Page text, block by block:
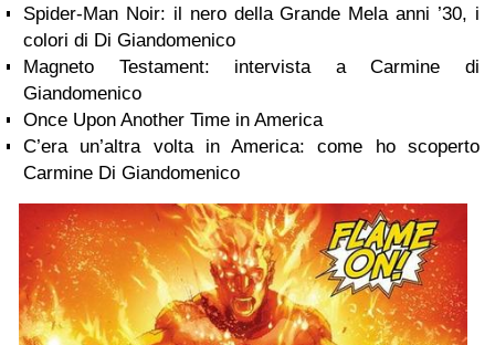
Spider-Man Noir: il nero della Grande Mela anni ’30, i
colori di Di Giandomenico
Magneto Testament: intervista a Carmine di
Giandomenico
Once Upon Another Time in America
C’era un’altra volta in America: come ho scoperto
Carmine Di Giandomenico